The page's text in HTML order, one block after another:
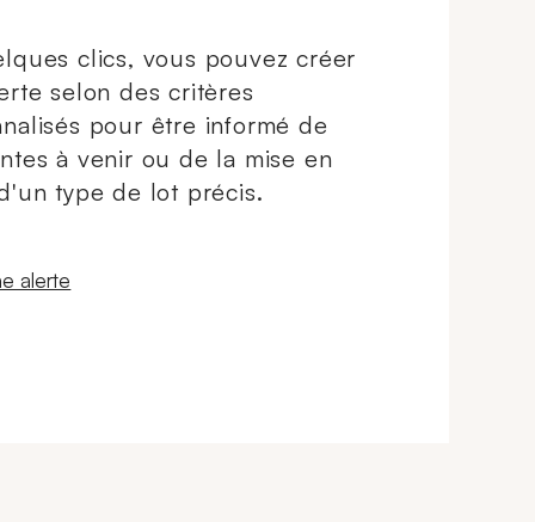
clics, vous pouvez créer
selon des critères
pour être informé de
à venir ou de la mise en
type de lot précis.
fenêtre
alerte